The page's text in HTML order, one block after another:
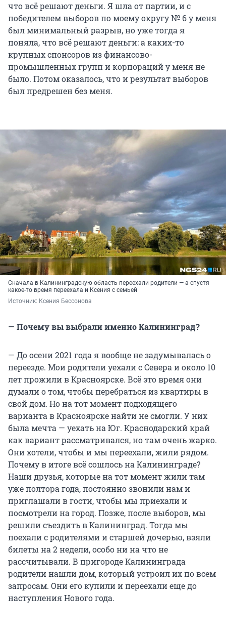
что всё решают деньги. Я шла от партии, и с
победителем выборов по моему округу № 6 у меня
был минимальный разрыв, но уже тогда я
поняла, что всё решают деньги: а каких-то
крупных спонсоров из финансово-
промышленных групп и корпораций у меня не
было. Потом оказалось, что и результат выборов
был предрешен без меня.
Сначала в Калининградскую область переехали родители — а спустя
какое-то время переехала и Ксения с семьей
Источник: Ксения Бессонова
— Почему вы выбрали именно Калининград?
— До осени 2021 года я вообще не задумывалась о
переезде. Мои родители уехали с Севера и около 10
лет прожили в Красноярске. Всё это время они
думали о том, чтобы перебраться из квартиры в
свой дом. Но на тот момент подходящего
варианта в Красноярске найти не смогли. У них
была мечта — уехать на Юг. Краснодарский край
как вариант рассматривался, но там очень жарко.
Они хотели, чтобы и мы переехали, жили рядом.
Почему в итоге всё сошлось на Калининграде?
Наши друзья, которые на тот момент жили там
уже полтора года, постоянно звонили нам и
приглашали в гости, чтобы мы приехали и
посмотрели на город. Позже, после выборов, мы
решили съездить в Калининград. Тогда мы
поехали с родителями и старшей дочерью, взяли
билеты на 2 недели, особо ни на что не
рассчитывали. В пригороде Калининграда
родители нашли дом, который устроил их по всем
запросам. Они его купили и переехали еще до
наступления Нового года.